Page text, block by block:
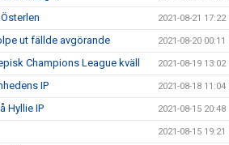
2021-08-21 17:22
ut fällde avgörande 2021-08-20 00:11
Champions League kväll 2021-08-19 13:02
IP 2021-08-18 11:04
Hyllie IP 2021-08-15 20:48
2021-08-15 19:21